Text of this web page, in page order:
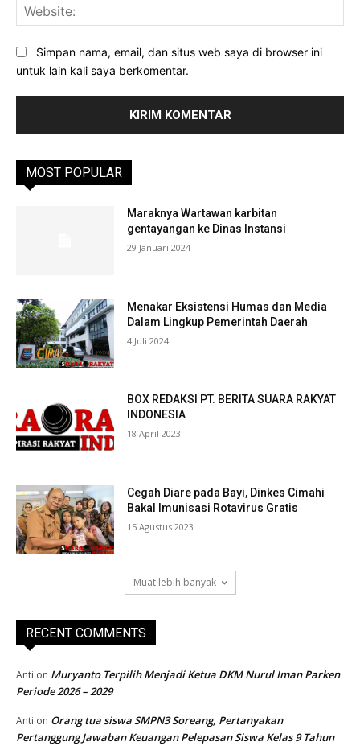
Simpan nama, email, dan situs web saya di browser ini
untuk lain kali saya berkomentar.
MOST POPULAR
Maraknya Wartawan karbitan
gentayangan ke Dinas Instansi
29 Januari 2024
Menakar Eksistensi Humas dan Media
Dalam Lingkup Pemerintah Daerah
4 Juli 2024
BOX REDAKSI PT. BERITA SUARA RAKYAT
INDONESIA
18 April 2023
Cegah Diare pada Bayi, Dinkes Cimahi
Bakal Imunisasi Rotavirus Gratis
15 Agustus 2023
Muat lebih banyak
RECENT COMMENTS
Anti on Muryanto Terpilih Menjadi Ketua DKM Nurul Iman Parken
Periode 2026 – 2029
Anti on Orang tua siswa SMPN3 Soreang, Pertanyakan
Pertanggung Jawaban Keuangan Pelepasan Siswa Kelas 9 Tahun